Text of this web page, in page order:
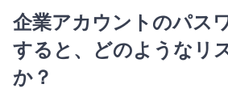
企業アカウントのパス
すると、どのようなリ
か？